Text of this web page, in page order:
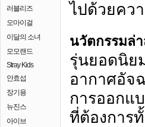
러블리즈
오마이걸
이달의 소녀
모모랜드
Stray Kids
안효섭
장기용
뉴진스
아이브
ไปด้วยคว
นวัตกรรมล่
รุ่นยอดนิย
อากาศอัจ
การออกแ
ที่ต้องการ